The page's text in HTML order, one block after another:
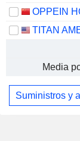
TITAN
Media
Suministros y